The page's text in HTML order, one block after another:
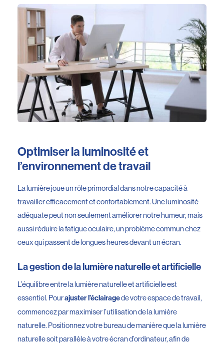
Optimiser la luminosité et
l’environnement de travail
La lumière joue un rôle primordial dans notre capacité à
travailler efficacement et confortablement. Une luminosité
adéquate peut non seulement améliorer notre humeur, mais
aussi réduire la fatigue oculaire, un problème commun chez
ceux qui passent de longues heures devant un écran.
La gestion de la lumière naturelle et artificielle
L’équilibre entre la lumière naturelle et artificielle est
essentiel. Pourajuster l’éclairagede votre espace de travail,
commencez par maximiser l’utilisation de la lumière
naturelle. Positionnez votre bureau de manière que la lumière
naturelle soit parallèle à votre écran d’ordinateur, afin de